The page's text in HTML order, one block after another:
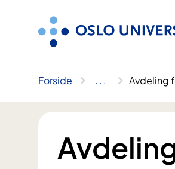
Forside .. . Avdeling